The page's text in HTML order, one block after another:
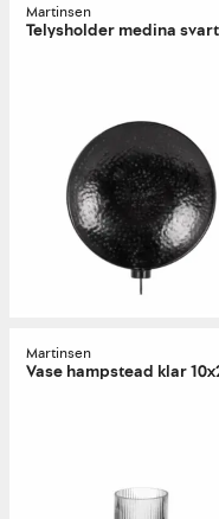
Martinsen
Telysholder medina
Martinsen
Vase hampstead klar